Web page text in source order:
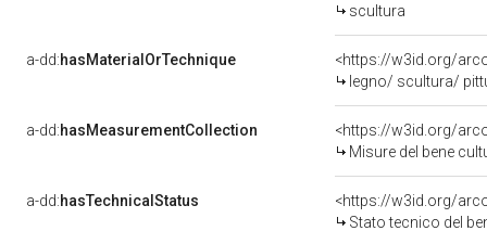
scultura
a-dd:hasMaterialOrTechnique
<https://w3id.org/
legno/ scultura/
a-dd:hasMeasurementCollection
<https://w3id.org/
Misure del bene
a-dd:hasTechnicalStatus
<https://w3id.org/
Stato tecnico del